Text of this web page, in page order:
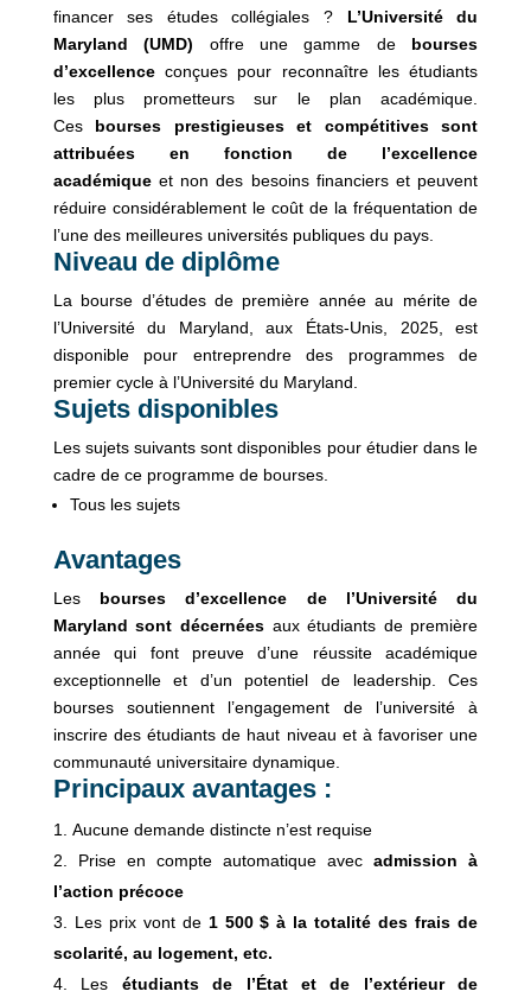
financer ses études collégiales ? L’Université du
Maryland (UMD) offre une gamme de bourses
d’excellenceconçues pour reconnaître les étudiants
les plus prometteurs sur le plan académique.
Ces bourses prestigieuses et compétitives sont
attribuées
en fonction de l’excellence
académiqueet non des besoins financiers et peuvent
réduire considérablement le coût de la fréquentation de
l’une des meilleures universités publiques du pays.
Niveau de diplôme
La bourse d’études de première année au mérite de
l’Université du Maryland, aux États-Unis, 2025, est
disponible pour entreprendre des programmes de
premier cycle à l’Université du Maryland.
Sujets disponibles
Les sujets suivants sont disponibles pour étudier dans le
cadre de ce programme de bourses.
Tous les sujets
Avantages
Les bourses d’excellence de l’Université du
Maryland sont décernéesaux étudiants de première
année qui font preuve d’une réussite académique
exceptionnelle et d’un potentiel de leadership. Ces
bourses soutiennent l’engagement de l’université à
inscrire des étudiants de haut niveau et à favoriser une
communauté universitaire dynamique.
Principaux avantages :
Aucune demande distincte n’est requise
Prise en compte automatique avecadmission à
l’action précoce
Les prix vont de 1 500 $ à la totalité des frais de
scolarité, au logement, etc.
Les étudiants de l’État et de l’extérieur de